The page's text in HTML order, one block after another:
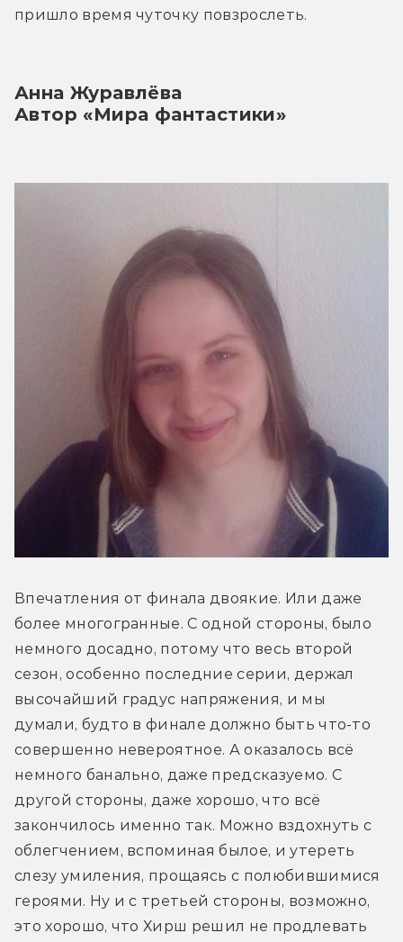
пришло время чуточку повзрослеть.
Анна Журавлёва
Автор «Мира фантастики»
Впечатления от финала двоякие. Или даже
более многогранные. С одной стороны, было
немного досадно, потому что весь второй
сезон, особенно последние серии, держал
высочайший градус напряжения, и мы
думали, будто в финале должно быть что-то
совершенно невероятное. А оказалось всё
немного банально, даже предсказуемо. С
другой стороны, даже хорошо, что всё
закончилось именно так. Можно вздохнуть с
облегчением, вспоминая былое, и утереть
слезу умиления, прощаясь с полюбившимися
героями. Ну и с третьей стороны, возможно,
это хорошо, что Хирш решил не продлевать